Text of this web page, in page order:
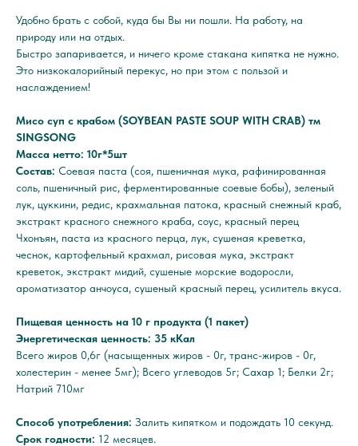
Удобно брать с собой, куда бы Вы ни пошли. На работу, на
природу или на отдых.
Быстро запаривается, и ничего кроме стакана кипятка не нужно.
Это низкокалорийный перекус, но при этом с пользой и
наслаждением!
Мисо суп с крабом (SOYBEAN PASTE SOUP WITH CRAB) тм
SINGSONG
Масса нетто: 10г*5шт
Состав: Соевая паста (соя, пшеничная мука, рафинированная
соль, пшеничный рис, ферментированные соевые бобы), зеленый
лук, цуккини, редис, крахмальная патока, красный снежный краб,
экстракт красного снежного краба, соус, красный перец
Чхонъян, паста из красного перца, лук, сушеная креветка,
чеснок, картофельный крахмал, рисовая мука, экстракт
креветок, экстракт мидий, сушеные морские водоросли,
ароматизатор анчоуса, сушеный красный перец, усилитель вкуса.
Пищевая ценность на 10 г продукта (1 пакет)
Энергетическая ценность: 35 кКал
Всего жиров 0,6г (насыщенных жиров - 0г, транс-жиров - 0г,
холестерин - менее 5мг); Всего углеводов 5г; Сахар 1; Белки 2г;
Натрий 710мг
Способ употребления: Залить кипятком и подождать 10 секунд.
Срок годности: 12 месяцев.